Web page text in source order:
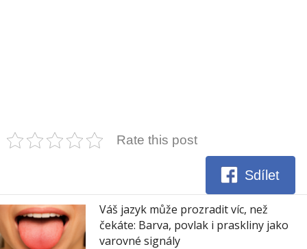
Rate this post
Sdílet
Váš jazyk může prozradit víc, než
čekáte: Barva, povlak i praskliny jako
varovné signály